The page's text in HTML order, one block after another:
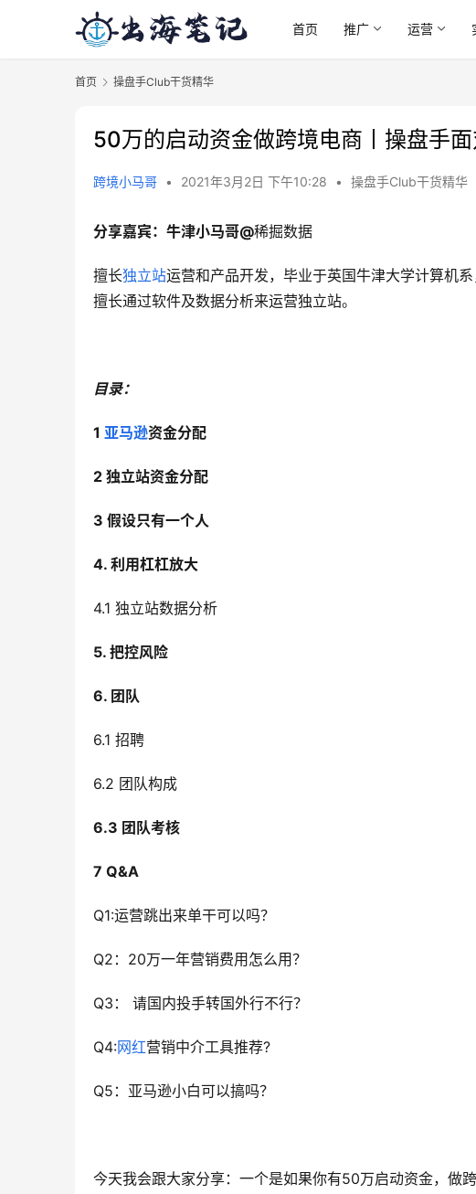
首页 推广 运营
首页 操盘手Club干货精华
50万的启动资金做跨境电商丨操盘手
跨境小马哥 • 2021年3月2日 下午10:28 • 操盘手Club干货精华
分享嘉宾：牛津小马哥@稀掘数据
擅长独立站运营和产品开发，毕业于英国牛津大学计算机
擅长通过软件及数据分析来运营独立站。
目录：
1 亚马逊资金分配
2 独立站资金分配
3 假设只有一个人
4. 利用杠杠放大
4.1 独立站数据分析
5. 把控风险
6. 团队
6.1 招聘
6.2 团队构成
6.3 团队考核
7 Q&A
Q1:运营跳出来单干可以吗？
Q2：20万一年营销费用怎么用？
Q3： 请国内投手转国外行不行？
Q4:网红营销中介工具推荐?
Q5：亚马逊小白可以搞吗？
今天我会跟大家分享：一个是如果你有50万启动资金，做